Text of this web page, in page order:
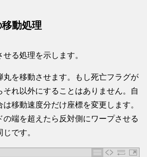
動処理
る処理を示します。
丸を移動させます。もし死亡フラグが
それ以外にすることはありません。自
移動速度分だけ座標を変更します。
の端を超えたら反対側にワープさせる
です。